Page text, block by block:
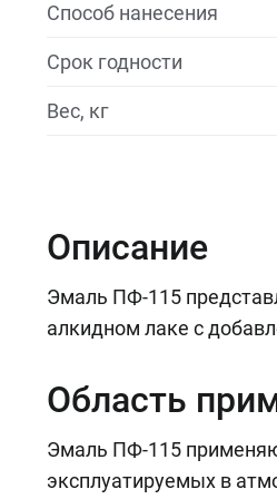
Способ нанесения
Срок годности
Вес, кг
Описание
Эмаль ПФ-115
алкидном лаке с
Область
Эмаль ПФ-115
эксплуатируемых в